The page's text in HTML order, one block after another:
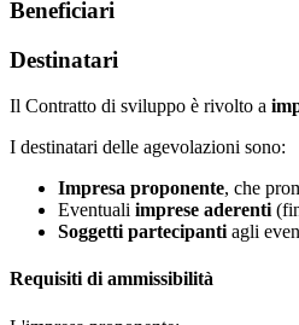
Beneficiari
Destinatari
Il Contratto di sviluppo è rivolto a
I destinatari delle agevolazioni sono:
Impresa proponente, che
Eventuali imprese aderenti
Soggetti partecipanti agli
Requisiti di ammissibilità